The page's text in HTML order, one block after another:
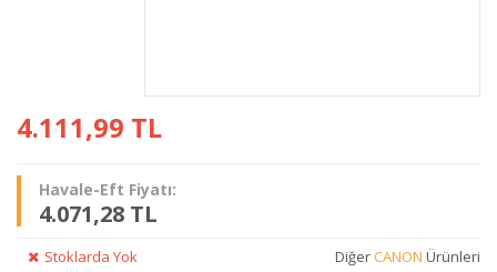
4.111,99 TL
Havale-Eft Fiyatı:
4.071,28 TL
Stoklarda Yok DiğerCANON Ürünleri